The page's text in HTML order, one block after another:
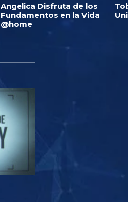
Angelica Disfruta de los
Fundamentos en la Vida
@home